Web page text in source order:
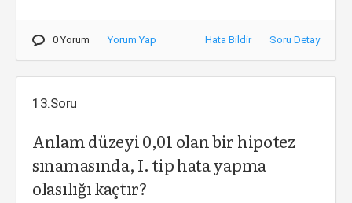
0 Yorum Yorum Yap Hata Bildir Soru Detay
13.Soru
Anlam düzeyi 0,01 olan bir hipotez
sınamasında, I. tip hata yapma
olasılığı kaçtır?